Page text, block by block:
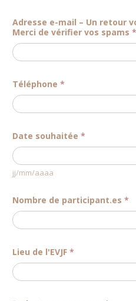
Adresse e-mail – Un retour
Merci de vérifier vos spams *
Téléphone *
Date souhaitée *
jj/mm/aaaa
Nombre de participant.es *
Lieu de l'EVJF *